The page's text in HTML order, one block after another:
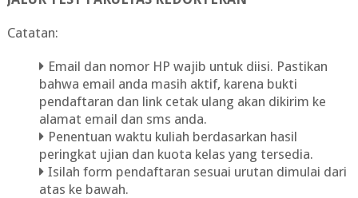
Catatan:
Email dan nomor HP wajib untuk diisi. Pastikan
bahwa email anda masih aktif, karena bukti
pendaftaran dan link cetak ulang akan dikirim ke
alamat email dan sms anda.
Penentuan waktu kuliah berdasarkan hasil
peringkat ujian dan kuota kelas yang tersedia.
Isilah form pendaftaran sesuai urutan dimulai dari
atas ke bawah.